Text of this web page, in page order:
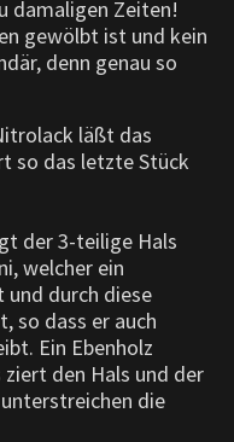
damaligen Zeiten!
gewölbt ist und kein
denn genau so
läßt das
so das letzte Stück
der 3-teilige Hals
welcher ein
und durch diese
so dass er auch
Ein Ebenholz
den Hals und der
die